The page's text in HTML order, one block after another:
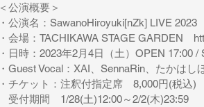
＜公演概要＞
・公演名：SawanoHiroyuki[nZk] LIVE 2023
・会場：TACHIKAWA STAGE GARDEN　
・日時：2023年2月4日（土）OPEN 17:00 /
・Guest Vocal：XAI、SennaRin、たかは
・チケット：注釈付指定席　8,000円(税込)
受付期間　1/28(土)12:00～2/2(木)23:59